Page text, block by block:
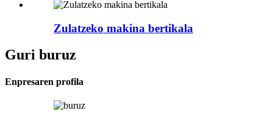
Zulatzeko makina bertikala
Guri buruz
Enpresaren profila